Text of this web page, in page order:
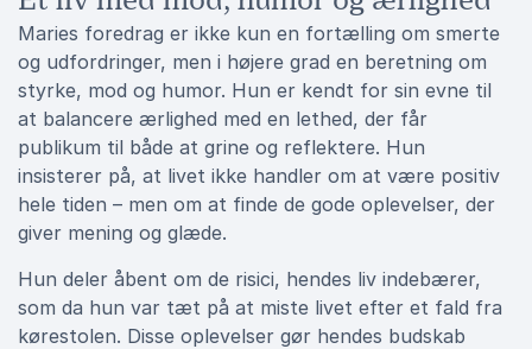
Maries foredrag er ikke kun en fortælling om smerte
og udfordringer, men i højere grad en beretning om
styrke, mod og humor. Hun er kendt for sin evne til
at balancere ærlighed med en lethed, der får
publikum til både at grine og reflektere. Hun
insisterer på, at livet ikke handler om at være positiv
hele tiden – men om at finde de gode oplevelser, der
giver mening og glæde.
Hun deler åbent om de risici, hendes liv indebærer,
som da hun var tæt på at miste livet efter et fald fra
kørestolen. Disse oplevelser gør hendes budskab